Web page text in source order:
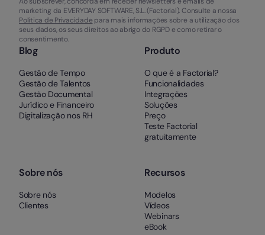
marketing da EVERYDAY SOFTWARE, S.L. (Factorial). Consulte a nossa
Política de Privacidade para mais informações sobre a utilização dos
seus dados, os seus direitos ao abrigo do RGPD e como retirar o
consentimento.
Blog
Gestão de Tempo
Gestão de Talentos
Gestão Documental
Jurídico e Financeiro
Digitalização nos RH
Produto
O que é a Factorial?
Funcionalidades
Integrações
Soluções
Preço
Teste Factorial
gratuitamente
Sobre nós
Sobre nós
Clientes
Recursos
Modelos
Vídeos
Webinars
eBook